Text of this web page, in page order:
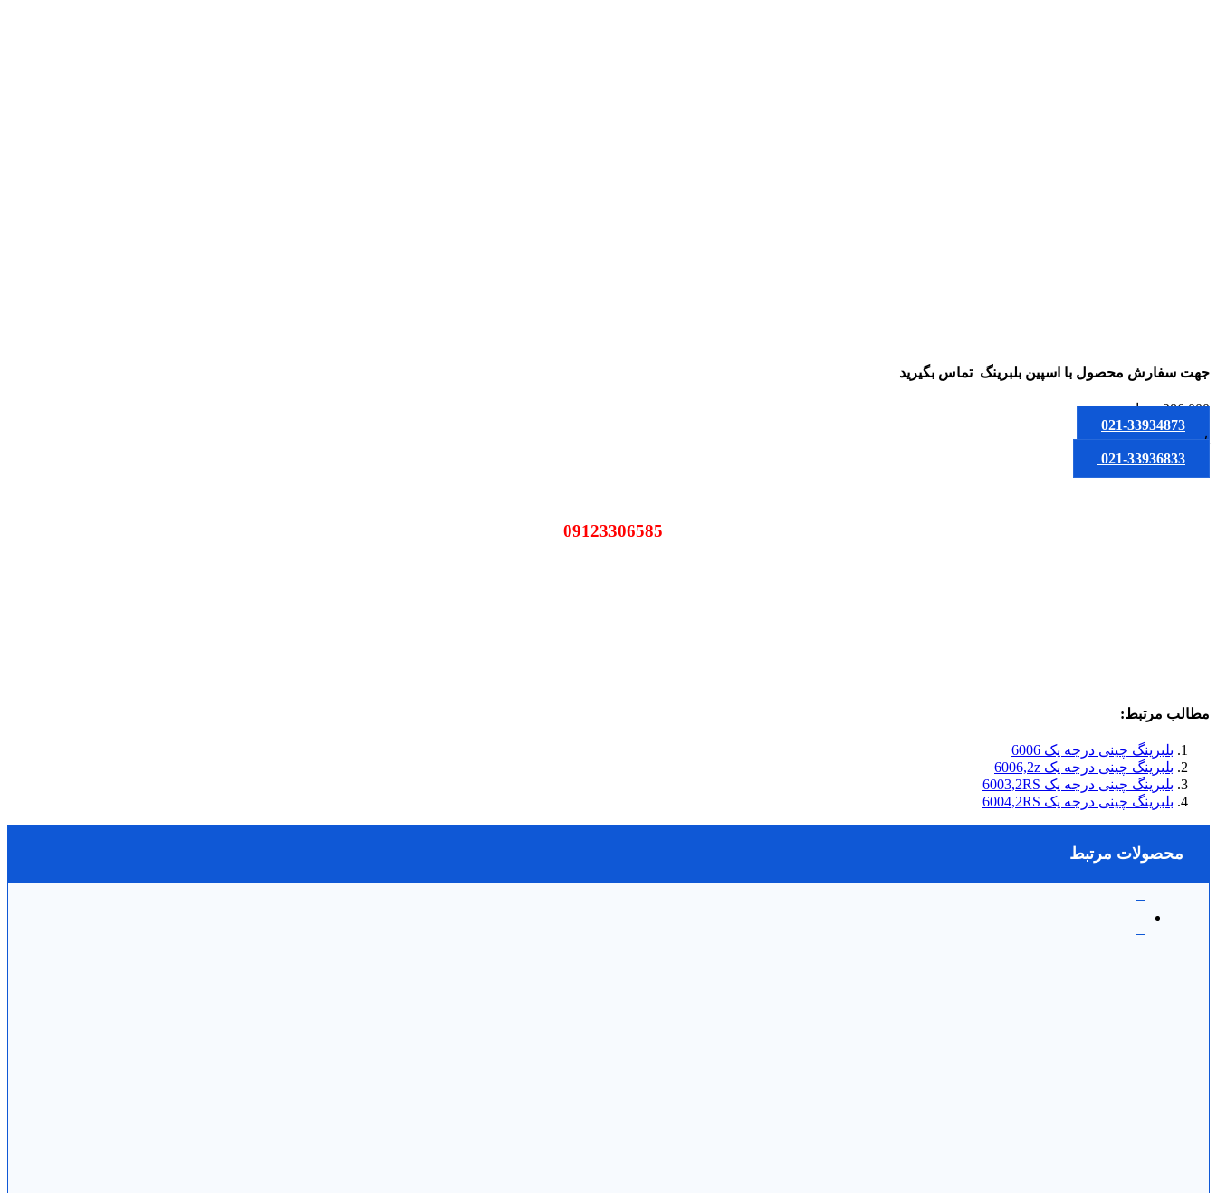
جهت سفارش محصول با اسپین بلبرینگ تماس بگیرید
286,000 تومان
021-33934873
یا
021-33936833
مطالب مرتبط:
بلبرینگ چینی درجه یک 6006
بلبرینگ چینی درجه یک 6006,2z
بلبرینگ چینی درجه یک 6003,2RS
بلبرینگ چینی درجه یک 6004,2RS
محصولات مرتبط